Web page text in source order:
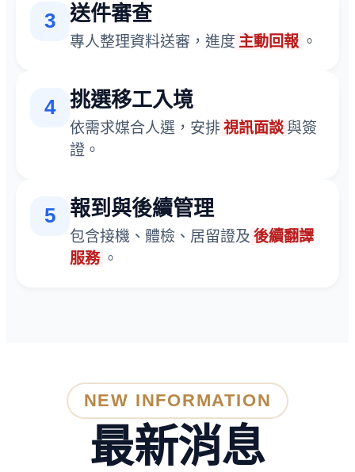
3 送件審查
專人整理資料送審，進度 主動回報 。
4 挑選移工入境
依需求媒合人選，安排視訊面談 與簽
證。
5 報到與後續管理
包含接機、體檢、居留證及 後續翻譯
服務 。
NEW INFORMATION
最新消息